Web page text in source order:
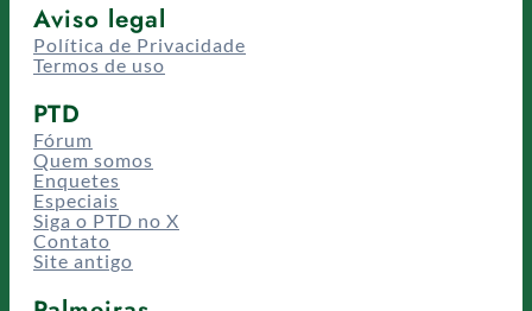
Aviso legal
Política de Privacidade
Termos de uso
PTD
Fórum
Quem somos
Enquetes
Especiais
Siga o PTD no X
Contato
Site antigo